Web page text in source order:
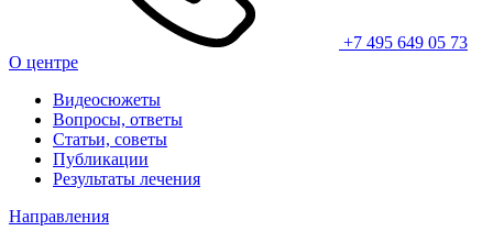
+7 495 649 05 73
О центре
Видеосюжеты
Вопросы, ответы
Статьи, советы
Публикации
Результаты лечения
Направления